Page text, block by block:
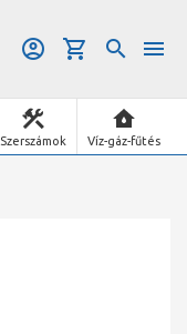
Szerszámok Víz-gáz-fűtés